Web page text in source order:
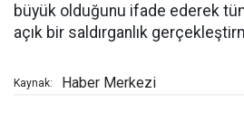
büyük olduğunu ifade ederek
açık bir saldırganlık
Kaynak: Haber Merkezi